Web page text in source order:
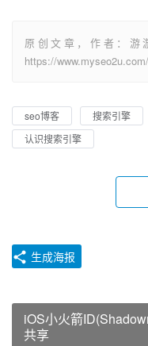
原创文章，作者：游
https://
seo博客 搜索引擎
认识搜索引擎
生成海报
iOS小火箭
共享